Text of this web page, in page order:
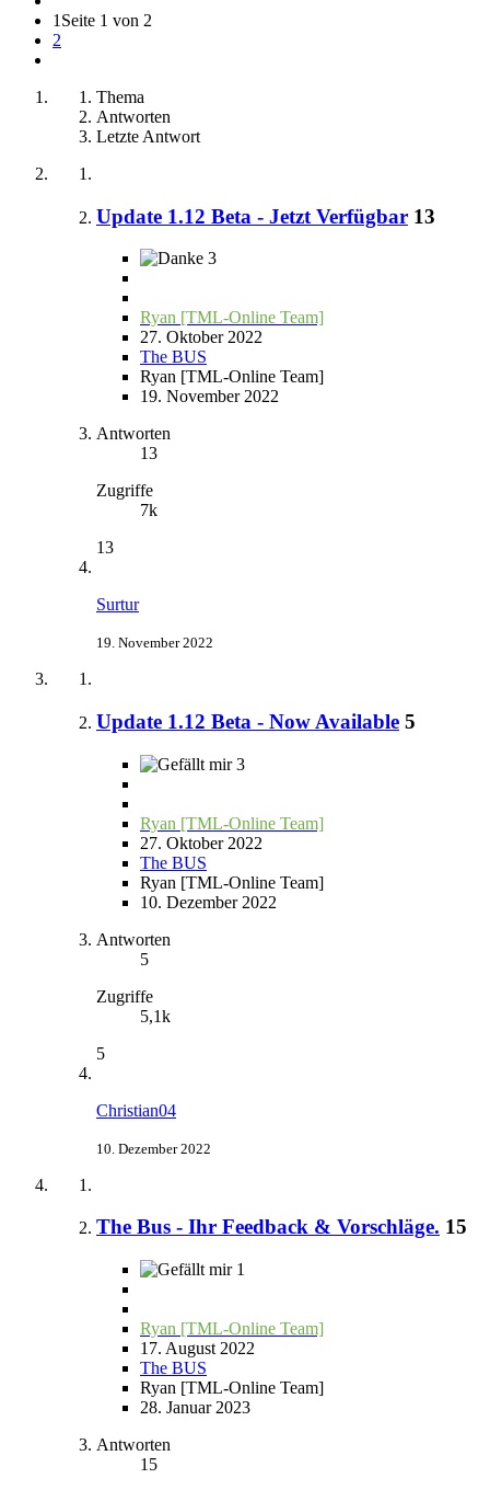
1 Seite 1 von 2
2
Thema
Antworten
Letzte Antwort
Update 1.12 Beta - Jetzt Verfügbar 13
3
Ryan [TML-Online Team]
27. Oktober 2022
The BUS
Ryan [TML-Online Team]
19. November 2022
Antworten
13
Zugriffe
7k
13
Surtur
19. November 2022
Update 1.12 Beta - Now Available 5
3
Ryan [TML-Online Team]
27. Oktober 2022
The BUS
Ryan [TML-Online Team]
10. Dezember 2022
Antworten
5
Zugriffe
5,1k
5
Christian04
10. Dezember 2022
The Bus - Ihr Feedback & Vorschläge. 15
1
Ryan [TML-Online Team]
17. August 2022
The BUS
Ryan [TML-Online Team]
28. Januar 2023
Antworten
15